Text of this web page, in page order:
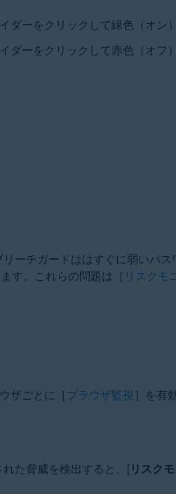
ーをクリックして緑色（オン
ーをクリックして赤色（オフ
ーチガードははすぐに弱いパ
す。これらの問題は［ リスクモ
ザごとに［ブラウザ監視］を有
た脅威を検出すると、[リスク